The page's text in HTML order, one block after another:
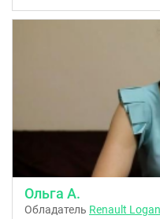
Ольга А.
Обладатель Renault Logan